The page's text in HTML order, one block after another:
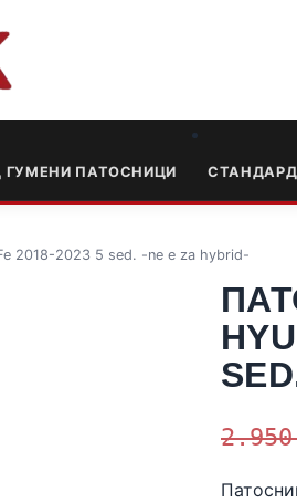
ГУМЕНИ ПАТОСНИЦИ
2018-2023 5 sed. -ne e za hybrid-